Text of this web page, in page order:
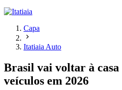
Capa
Itatiaia Auto
Brasil vai voltar à casa
veículos em 2026